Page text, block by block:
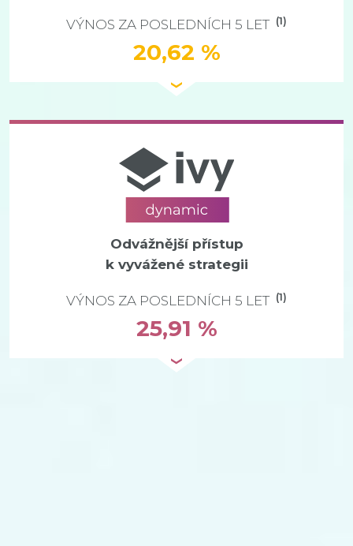
VÝNOS ZA POSLEDNÍCH 5 LET (1)
20,62 %
Odvážnější přístup
k vyvážené strategii
VÝNOS ZA POSLEDNÍCH 5 LET (1)
25,91 %